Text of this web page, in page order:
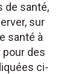
de santé,
sur
santé à
pour des
ci-